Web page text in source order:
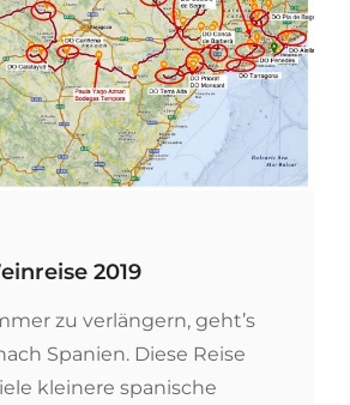
2019
zu verlängern, geht’s
Spanien. Diese Reise
kleinere spanische